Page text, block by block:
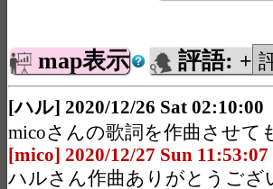
map表示 評語: +
[ハル] 2020/12/26 Sat 02:10:00
micoさんの歌詞を作曲させて
[mico] 2020/12/27 Sun 11:53:07
ハルさん作曲ありがとうご